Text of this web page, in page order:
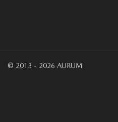
© 2013 - 2026 AURUM